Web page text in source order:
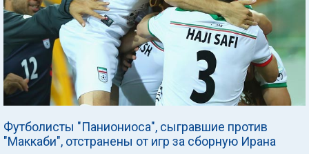
Футболисты "Паниониоса", сыгравшие против
"Маккаби", отстранены от игр за сборную Ирана